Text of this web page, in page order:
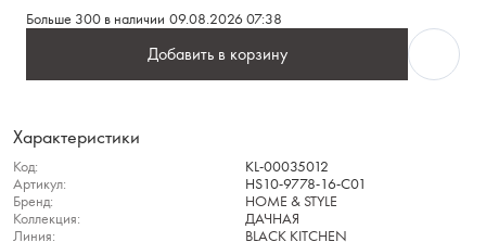
Больше 300 в наличии 09.08.2026 07:38
Добавить в корзину
Характеристики
Код:
KL-00035012
Артикул:
HS10-9778-16-C01
Бренд:
HOME & STYLE
Коллекция:
ДАЧНАЯ
Линия:
BLACK KITCHEN